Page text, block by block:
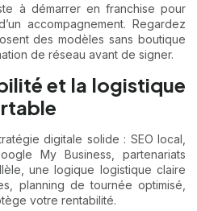
à démarrer en franchise pour
accompagnement. Regardez
des modèles sans boutique
de réseau avant de signer.
et la logistique
digitale solide : SEO local,
My Business, partenariats
une logique logistique claire
planning de tournée optimisé,
votre rentabilité.